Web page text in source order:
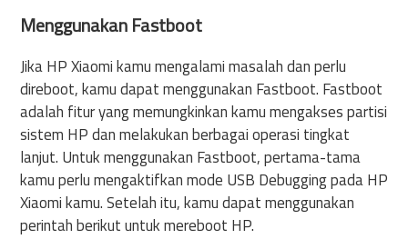
Menggunakan Fastboot
Jika HP Xiaomi kamu mengalami masalah dan perlu
direboot, kamu dapat menggunakan Fastboot. Fastboot
adalah fitur yang memungkinkan kamu mengakses partisi
sistem HP dan melakukan berbagai operasi tingkat
lanjut. Untuk menggunakan Fastboot, pertama-tama
kamu perlu mengaktifkan mode USB Debugging pada HP
Xiaomi kamu. Setelah itu, kamu dapat menggunakan
perintah berikut untuk mereboot HP.